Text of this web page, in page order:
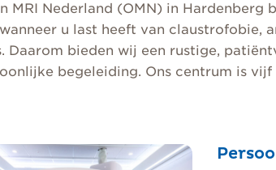
MRI Nederland (OMN) in Hardenberg
u last heeft van claustrofobie,
Daarom bieden wij een rustige,
begeleiding. Ons centrum is